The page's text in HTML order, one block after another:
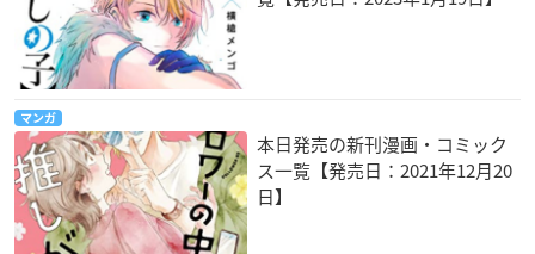
マンガ
本日発売の新刊漫画・コミック
ス一覧【発売日：2021年12月20
日】